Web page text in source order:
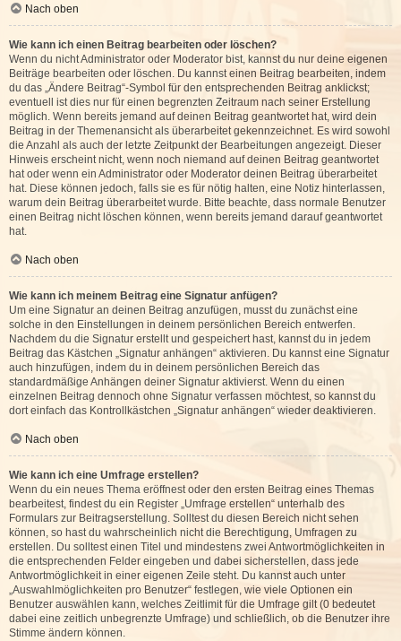
Nach oben
Wie kann ich einen Beitrag bearbeiten oder löschen?
Wenn du nicht Administrator oder Moderator bist, kannst du nur deine eigenen
Beiträge bearbeiten oder löschen. Du kannst einen Beitrag bearbeiten, indem
du das „Ändere Beitrag“-Symbol für den entsprechenden Beitrag anklickst;
eventuell ist dies nur für einen begrenzten Zeitraum nach seiner Erstellung
möglich. Wenn bereits jemand auf deinen Beitrag geantwortet hat, wird dein
Beitrag in der Themenansicht als überarbeitet gekennzeichnet. Es wird sowohl
die Anzahl als auch der letzte Zeitpunkt der Bearbeitungen angezeigt. Dieser
Hinweis erscheint nicht, wenn noch niemand auf deinen Beitrag geantwortet
hat oder wenn ein Administrator oder Moderator deinen Beitrag überarbeitet
hat. Diese können jedoch, falls sie es für nötig halten, eine Notiz hinterlassen,
warum dein Beitrag überarbeitet wurde. Bitte beachte, dass normale Benutzer
einen Beitrag nicht löschen können, wenn bereits jemand darauf geantwortet
hat.
Nach oben
Wie kann ich meinem Beitrag eine Signatur anfügen?
Um eine Signatur an deinen Beitrag anzufügen, musst du zunächst eine
solche in den Einstellungen in deinem persönlichen Bereich entwerfen.
Nachdem du die Signatur erstellt und gespeichert hast, kannst du in jedem
Beitrag das Kästchen „Signatur anhängen“ aktivieren. Du kannst eine Signatur
auch hinzufügen, indem du in deinem persönlichen Bereich das
standardmäßige Anhängen deiner Signatur aktivierst. Wenn du einen
einzelnen Beitrag dennoch ohne Signatur verfassen möchtest, so kannst du
dort einfach das Kontrollkästchen „Signatur anhängen“ wieder deaktivieren.
Nach oben
Wie kann ich eine Umfrage erstellen?
Wenn du ein neues Thema eröffnest oder den ersten Beitrag eines Themas
bearbeitest, findest du ein Register „Umfrage erstellen“ unterhalb des
Formulars zur Beitragserstellung. Solltest du diesen Bereich nicht sehen
können, so hast du wahrscheinlich nicht die Berechtigung, Umfragen zu
erstellen. Du solltest einen Titel und mindestens zwei Antwortmöglichkeiten in
die entsprechenden Felder eingeben und dabei sicherstellen, dass jede
Antwortmöglichkeit in einer eigenen Zeile steht. Du kannst auch unter
„Auswahlmöglichkeiten pro Benutzer“ festlegen, wie viele Optionen ein
Benutzer auswählen kann, welches Zeitlimit für die Umfrage gilt (0 bedeutet
dabei eine zeitlich unbegrenzte Umfrage) und schließlich, ob die Benutzer ihre
Stimme ändern können.